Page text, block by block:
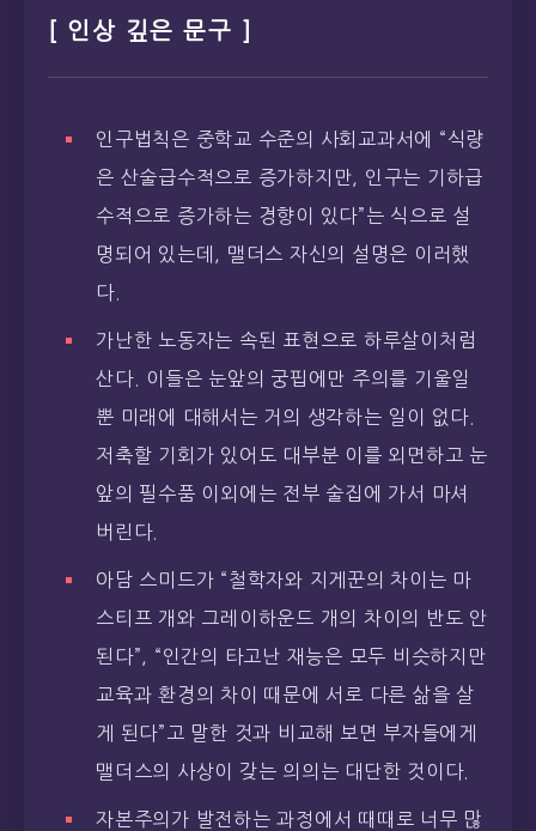
[ 인상 깊은 문구 ]
인구법칙은 중학교 수준의 사회교과서에 “식량
은 산술급수적으로 증가하지만, 인구는 기하급
수적으로 증가하는 경향이 있다”는 식으로 설
명되어 있는데, 맬더스 자신의 설명은 이러했
다.
가난한 노동자는 속된 표현으로 하루살이처럼
산다. 이들은 눈앞의 궁핍에만 주의를 기울일
뿐 미래에 대해서는 거의 생각하는 일이 없다.
저축할 기회가 있어도 대부분 이를 외면하고 눈
앞의 필수품 이외에는 전부 술집에 가서 마셔
버린다.
아담 스미드가 “철학자와 지게꾼의 차이는 마
스티프 개와 그레이하운드 개의 차이의 반도 안
된다”, “인간의 타고난 재능은 모두 비슷하지만
교육과 환경의 차이 때문에 서로 다른 삶을 살
게 된다”고 말한 것과 비교해 보면 부자들에게
맬더스의 사상이 갖는 의의는 대단한 것이다.
자본주의가 발전하는 과정에서 때때로 너무 많